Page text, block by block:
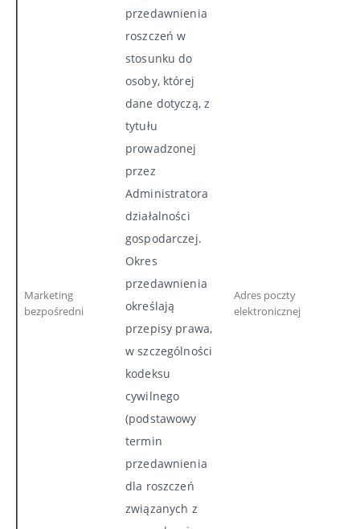
Marketing
bezpośredni
przedawnienia
roszczeń w
stosunku do
osoby, której
dane dotyczą, z
tytułu
prowadzonej
przez
Administratora
działalności
gospodarczej.
Okres
przedawnienia
określają
przepisy prawa,
w szczególności
kodeksu
cywilnego
(podstawowy
termin
przedawnienia
dla roszczeń
związanych z
Adres poczty
elektronicznej